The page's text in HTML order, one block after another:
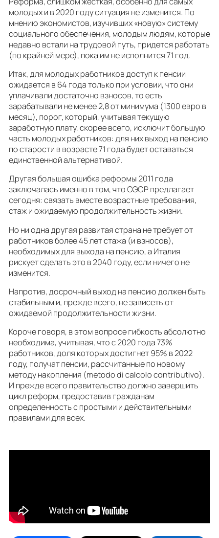
молодых и в 2020 году ситуация не изменится. По
мнению экономистов, изучивших «новую» систему
социального обеспечения, молодым людям, которые
недавно встали на трудовой путь, придется работать
(по крайней мере), пока им не исполнится 71 год.
Итак, для молодых работников доступ к пенсии
ожидается в 64 года только при условии, что они
уплачивали достаточно взносов, то есть
зарабатывали не менее 2,8 от минимума (1300 евро в
месяц), порог, который, учитывая текущую
заработную плату, скорее всего, исключит большую
часть молодых работников: для них выход на пенсию
по старости в возрасте 71 года будет оставаться
единственной альтернативой.
Другая большая ошибка реформы 2011 года
заключалась именно в том, что ОЭСР предлагает
сегодня: связать вместе возрастные требования,
стаж и ожидаемую продолжительность жизни.
Но ни одна другая развитая страна не требует от
работников более 45 лет стажа (и взносов),
необходимых для выхода на пенсию, а Италия
рискует сделать это в 2040 году, если ничего не
изменится.
Напротив, досрочный выход на пенсию должен быть
стабильным и, прежде всего, не зависеть от
ожидаемой продолжительности жизни.
Короче говоря, в этом вопросе гибкость абсолютно
необходима, учитывая, что с 2020 года 73%
работников, доля которых достигнет 95% в 2022
году, получат пенсии, рассчитанные по новому
методу накопления (metodo di calcolo contributivo).
И прежде всего правительство должно завершить
цикл реформ, предоставив гражданам
определенность с простыми и действительными
правилами для всех.